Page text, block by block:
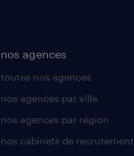
nos agences
toutes nos agences
nos agences par ville
nos agences par région
nos cabinets de recrutement